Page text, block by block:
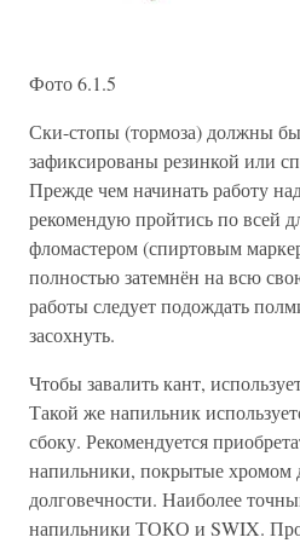
Фото 6.1.5
Ски-стопы (тормоза) должны
зафиксированы резинкой или
Прежде чем начинать работу
рекомендую пройтись по всей
фломастером (спиртовым
полностью затемнён на всю
работы следует подождать
засохнуть.
Чтобы завалить кант,
Такой же напильник
сбоку. Рекомендуется
напильники, покрытые хромом
долговечности. Наиболее
напильники ТОКО и SWIX.